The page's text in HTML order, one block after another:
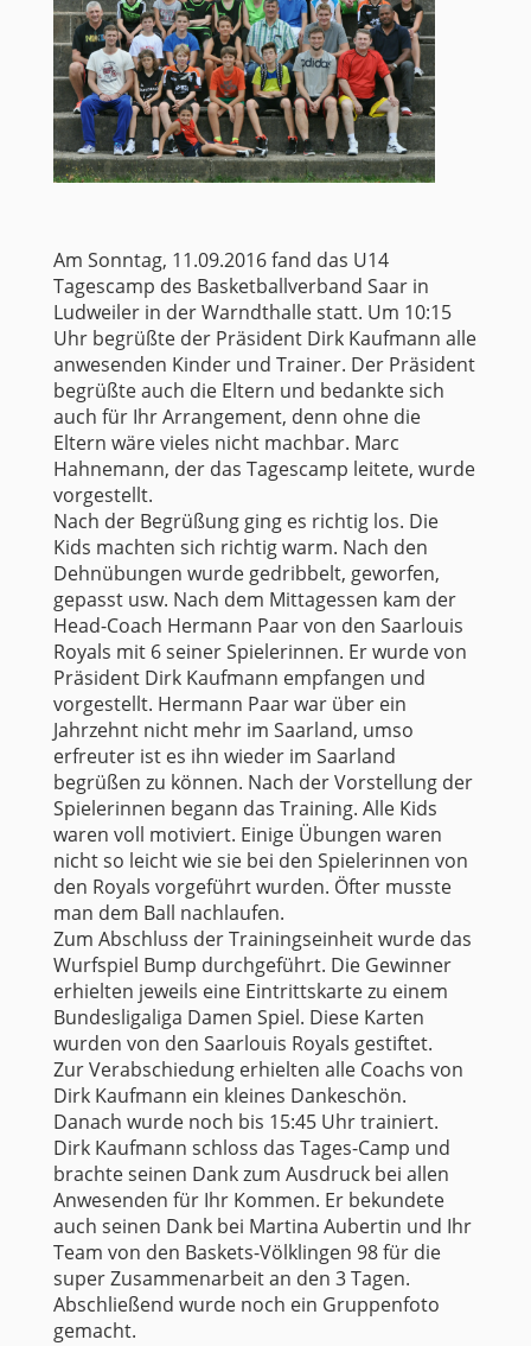
Am Sonntag, 11.09.2016 fand das U14
Tagescamp des Basketballverband Saar in
Ludweiler in der Warndthalle statt. Um 10:15
Uhr begrüßte der Präsident Dirk Kaufmann alle
anwesenden Kinder und Trainer. Der Präsident
begrüßte auch die Eltern und bedankte sich
auch für Ihr Arrangement, denn ohne die
Eltern wäre vieles nicht machbar. Marc
Hahnemann, der das Tagescamp leitete, wurde
vorgestellt.
Nach der Begrüßung ging es richtig los. Die
Kids machten sich richtig warm. Nach den
Dehnübungen wurde gedribbelt, geworfen,
gepasst usw. Nach dem Mittagessen kam der
Head-Coach Hermann Paar von den Saarlouis
Royals mit 6 seiner Spielerinnen. Er wurde von
Präsident Dirk Kaufmann empfangen und
vorgestellt. Hermann Paar war über ein
Jahrzehnt nicht mehr im Saarland, umso
erfreuter ist es ihn wieder im Saarland
begrüßen zu können. Nach der Vorstellung der
Spielerinnen begann das Training. Alle Kids
waren voll motiviert. Einige Übungen waren
nicht so leicht wie sie bei den Spielerinnen von
den Royals vorgeführt wurden. Öfter musste
man dem Ball nachlaufen.
Zum Abschluss der Trainingseinheit wurde das
Wurfspiel Bump durchgeführt. Die Gewinner
erhielten jeweils eine Eintrittskarte zu einem
Bundesligaliga Damen Spiel. Diese Karten
wurden von den Saarlouis Royals gestiftet.
Zur Verabschiedung erhielten alle Coachs von
Dirk Kaufmann ein kleines Dankeschön.
Danach wurde noch bis 15:45 Uhr trainiert.
Dirk Kaufmann schloss das Tages-Camp und
brachte seinen Dank zum Ausdruck bei allen
Anwesenden für Ihr Kommen. Er bekundete
auch seinen Dank bei Martina Aubertin und Ihr
Team von den Baskets-Völklingen 98 für die
super Zusammenarbeit an den 3 Tagen.
Abschließend wurde noch ein Gruppenfoto
gemacht.